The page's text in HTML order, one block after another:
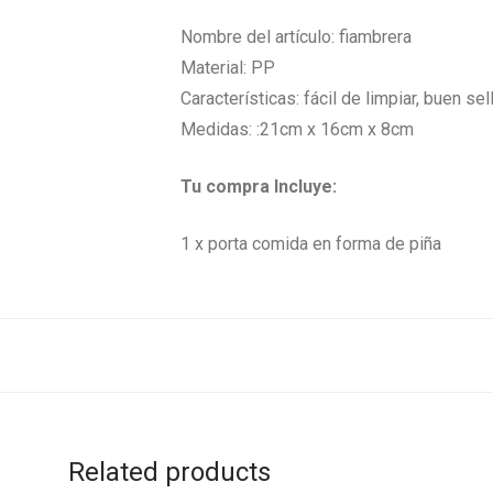
Nombre del artículo: fiambrera
Material: PP
Características: fácil de limpiar, buen
Medidas: :21cm x 16cm x 8cm
Tu compra Incluye:
1 x porta comida en forma de piña
Related products